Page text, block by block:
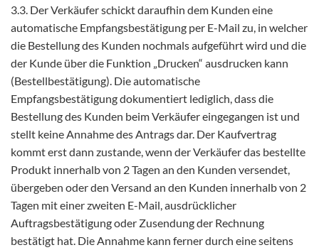
3.3. Der Verkäufer schickt daraufhin dem Kunden eine
automatische Empfangsbestätigung per E-Mail zu, in welcher
die Bestellung des Kunden nochmals aufgeführt wird und die
der Kunde über die Funktion „Drucken“ ausdrucken kann
(Bestellbestätigung). Die automatische
Empfangsbestätigung dokumentiert lediglich, dass die
Bestellung des Kunden beim Verkäufer eingegangen ist und
stellt keine Annahme des Antrags dar. Der Kaufvertrag
kommt erst dann zustande, wenn der Verkäufer das bestellte
Produkt innerhalb von 2 Tagen an den Kunden versendet,
übergeben oder den Versand an den Kunden innerhalb von 2
Tagen mit einer zweiten E-Mail, ausdrücklicher
Auftragsbestätigung oder Zusendung der Rechnung
bestätigt hat. Die Annahme kann ferner durch eine seitens